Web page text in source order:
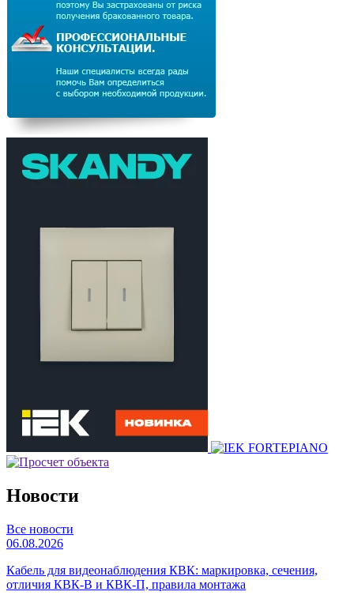
Новости
Все новости
06.08.2026
Кабель для видеонаблюдения КВК: маркировка, сечения,
отличия КВК-В и КВК-П, правила монтажа